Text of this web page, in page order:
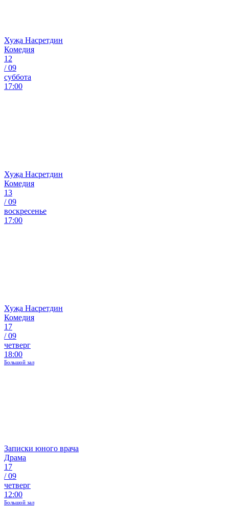
Хуҗа Насретдин
Комедия
12
/09
суббота
17:00
Хуҗа Насретдин
Комедия
13
/09
воскресенье
17:00
Хуҗа Насретдин
Комедия
17
/09
четверг
18:00
Большой зал
Записки юного врача
Драма
17
/09
четверг
12:00
Большой зал